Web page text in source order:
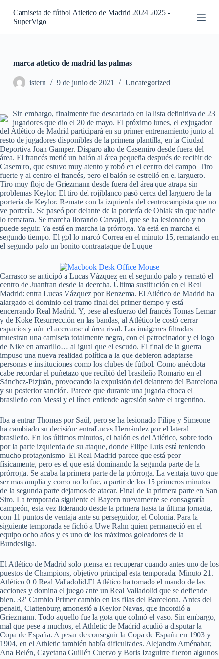
S
n
i
d
o
Camiseta de fútbol Atletico de Madrid 2024 2025 -
SuperVigo
marca atletico de madrid las palmas
istern 9 de junio de 2021 Uncategorized
Sin embargo, finalmente fue descartado en la lista definitiva de 23
jugadores que dio el 20 de mayo. El próximo lunes, el exjugador
del Atlético de Madrid participará en su primer entrenamiento junto al
resto de jugadores disponibles de la primera plantilla, en la Ciudad
Deportiva Joan Gamper. Disparo alto de Casemiro desde fuera del
área. El francés metió un balón al área pequeña después de recibir de
Casemiro, que estuvo muy atento y robó en el centro del campo. Tiro
fuerte y al centro el francés, pero el balón se estrelló en el larguero.
Tiro muy flojo de Griezmann desde fuera del área que atrapa sin
problemas Keylor. El tiro del rojiblanco pasó cerca del larguero de la
portería de Keylor. Remate con la izquierda del centrocampista que no
ve portería. Se paseó por delante de la portería de Oblak sin que nadie
lo rematara. Se marcha llorando Carvajal, que se ha lesionado y no
puede seguir. Ya está en marcha la prórroga. Ya está en marcha el
segundo tiempo. El gol lo marcó Correa en el minuto 15, rematando en
el segundo palo un bonito contraataque de Luque.
Carrasco se anticipó a Lucas Vázquez en el segundo palo y remató el
centro de Juanfran desde la deercha. Última sustitución en el Real
Madrid: entra Lucas Vázquez por Benzema. El Atlético de Madrid ha
alargado el dominio del tramo final del primer tiempo y está
encerrando Real Madrid. Y, pese al esfuerzo del francés Tomas Lemar
y de Koke Resurrección en las bandas, al Atlético le costó cerrar
espacios y aún el acercarse al área rival. Las imágenes filtradas
muestran una camiseta totalmente negra, con el patrocinador y el logo
de Nike en amarillo… al igual que el escudo. El final de la guerra
impuso una nueva realidad política a la que debieron adaptarse
personas e instituciones como los clubes de fútbol. Como anécdota
cabe recordar el puñetazo que recibió del brasileño Romário en el
Sánchez-Pizjuán, provocando la expulsión del delantero del Barcelona
y su posterior sanción. Parece que durante una jugada choca el
brasileño con Messi y el línea entiende agresión sobre el argentino.
Iba a entrar Thomas por Saúl, pero se ha lesionado Filipe y Simeone
ha cambiado su decisión: entraLucas Hernández por el lateral
brasileño. En los últimos minutos, el balón es del Atlético, sobre todo
por la parte izquierda de su ataque, donde Filipe Luis está teniendo
mucho protagonismo. El Real Madrid parece que está peor
físicamente, pero es el que está dominando la segunda parte de la
prórroga. Se acaba la primera parte de la prórroga. La ventaja tuvo que
ser mas amplia y como no lo fue, a partir de los 15 primeros minutos
de la segunda parte dejamos de atacar. Final de la primera parte en San
Siro. La temporada siguiente el Bayern nuevamente se consagraría
campeón, esta vez liderando desde la primera hasta la última jornada,
con 11 puntos de ventaja ante su perseguidor, el Colonia. Para la
siguiente temporada se fichó a Uwe Rahn quien permaneció en el
equipo ocho años y es uno de los máximos goleadores de la
Bundesliga.
El Atlético de Madrid solo piensa en recuperar cuando antes uno de los
puestos de Champions, objetivo principal esta temporada. Minuto 21.
Atlético 0-0 Real Valladolid.El Atlético ha tomado el mando de las
acciones y domina el juego ante un Real Valladolid que se defiende
bien. 32′ Cambio Primer cambio en las filas del Barcelona. Antes del
penalti, Clattenburg amonestó a Keylor Navas, que incordió a
Griezmann. Todo aquello fue la gota que colmó el vaso. Sin embargo,
mal que pese a muchos, el Athletic de Madrid acudió a disputar la
Copa de España. A pesar de conseguir la Copa de España en 1903 y
1904, en el Athletic también había dificultades. Alejandro Aménabar,
Ana Belén, Cayetana Guillén Cuervo y Boris Izaguirre fueron algunos